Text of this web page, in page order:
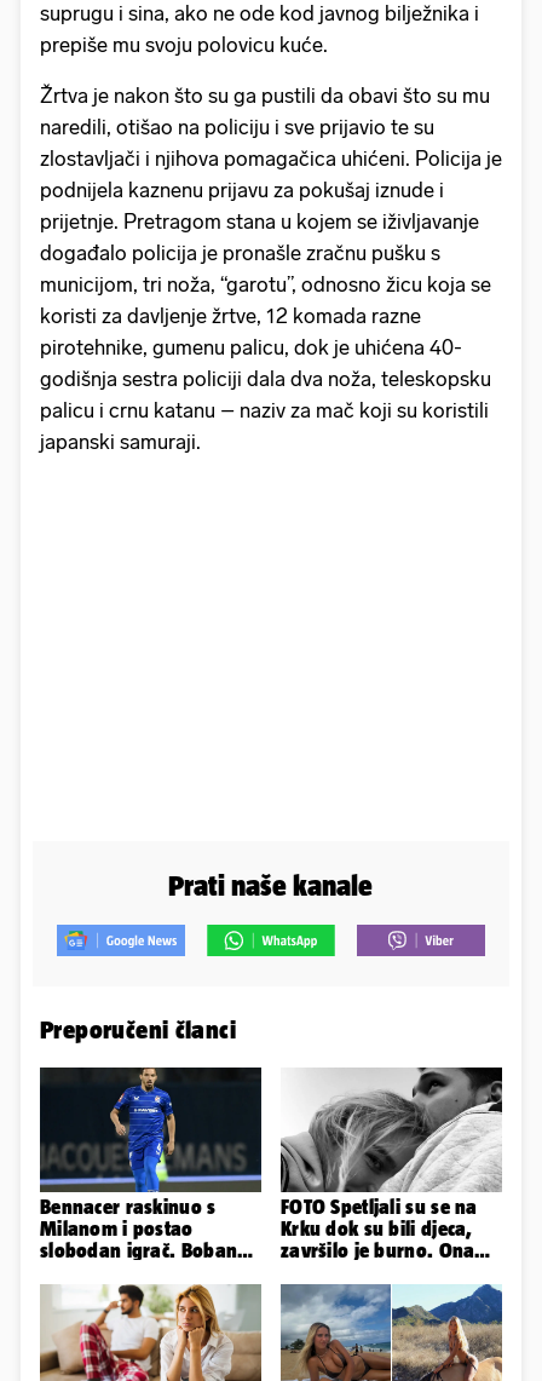
suprugu i sina, ako ne ode kod javnog bilježnika i
prepiše mu svoju polovicu kuće.
Žrtva je nakon što su ga pustili da obavi što su mu
naredili, otišao na policiju i sve prijavio te su
zlostavljači i njihova pomagačica uhićeni. Policija je
podnijela kaznenu prijavu za pokušaj iznude i
prijetnje. Pretragom stana u kojem se iživljavanje
događalo policija je pronašle zračnu pušku s
municijom, tri noža, “garotu”, odnosno žicu koja se
koristi za davljenje žrtve, 12 komada razne
pirotehnike, gumenu palicu, dok je uhićena 40-
godišnja sestra policiji dala dva noža, teleskopsku
palicu i crnu katanu – naziv za mač koji su koristili
japanski samuraji.
Prati naše kanale
Preporučeni članci
Bennacer raskinuo s
Milanom i postao
slobodan igrač. Boban
Dinamu
FOTO Spetljali su se na
Krku dok su bili djeca,
završilo je burno. Ona